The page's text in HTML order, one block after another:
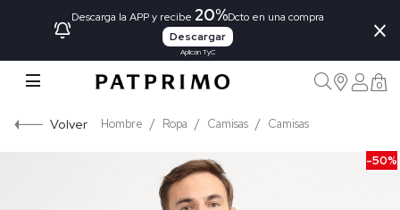
Descarga la APP y recibe 20%Dcto en una compra
Descargar
Aplican TyC
×
0
Volver Hombre Ropa Camisas Camisas
-50%